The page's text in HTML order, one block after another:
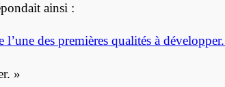
ainsi :
des premières qualités à
»